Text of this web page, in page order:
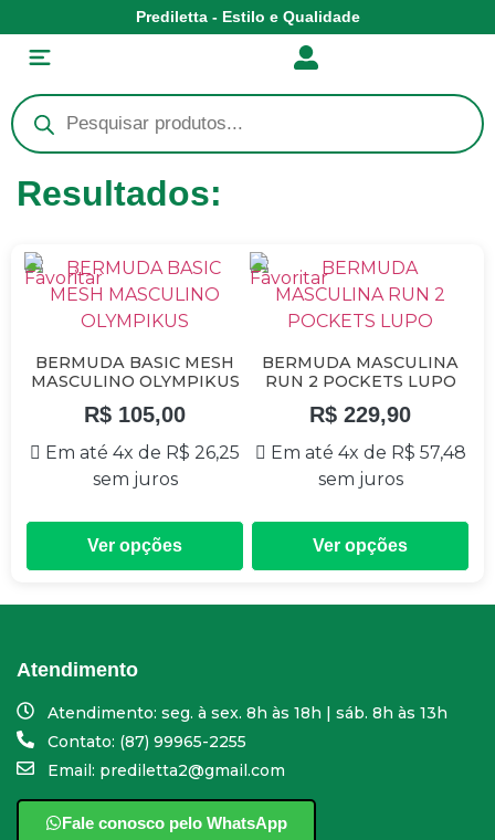
Prediletta - Estilo e Qualidade
Resultados:
BERMUDA BASIC MESH
MASCULINO OLYMPIKUS
R$ 105,00
Em até 4x de R$ 26,25
sem juros
Ver opções
BERMUDA MASCULINA
RUN 2 POCKETS LUPO
R$ 229,90
Em até 4x de R$ 57,48
sem juros
Ver opções
Atendimento
Atendimento: seg. à sex. 8h às 18h | sáb. 8h às 13h
Contato: (87) 99965-2255
Email: prediletta2@gmail.com
Fale conosco pelo WhatsApp